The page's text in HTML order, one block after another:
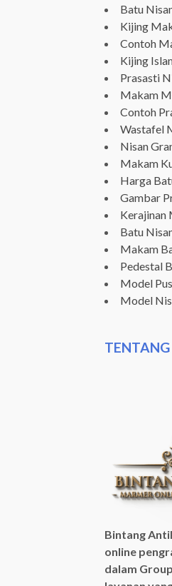
Batu
Kijing
Contoh
Kijing
Prasasti
Makam
Contoh
Wastafel
Nisan
Makam
Harga
Gambar
Kerajinan
Batu
Makam
Pedestal
Model
Model
Bintang
online
dalam